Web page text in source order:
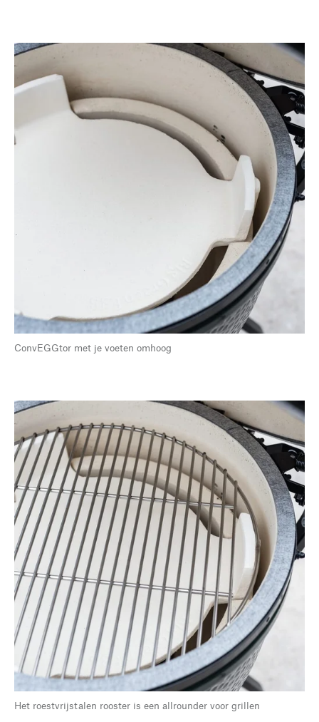
ConvEGGtor met je voeten omhoog
Het roestvrijstalen rooster is een allrounder voor grillen